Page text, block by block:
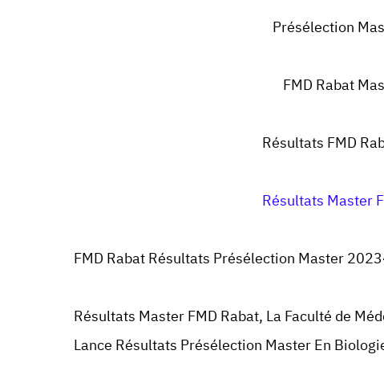
Présélection
FMD Rabat
Résultats FMD
Résultats Master
FMD Rabat Résultats Présélection Master
Résultats Master FMD Rabat, La Faculté de
Lance Résultats Présélection Master En